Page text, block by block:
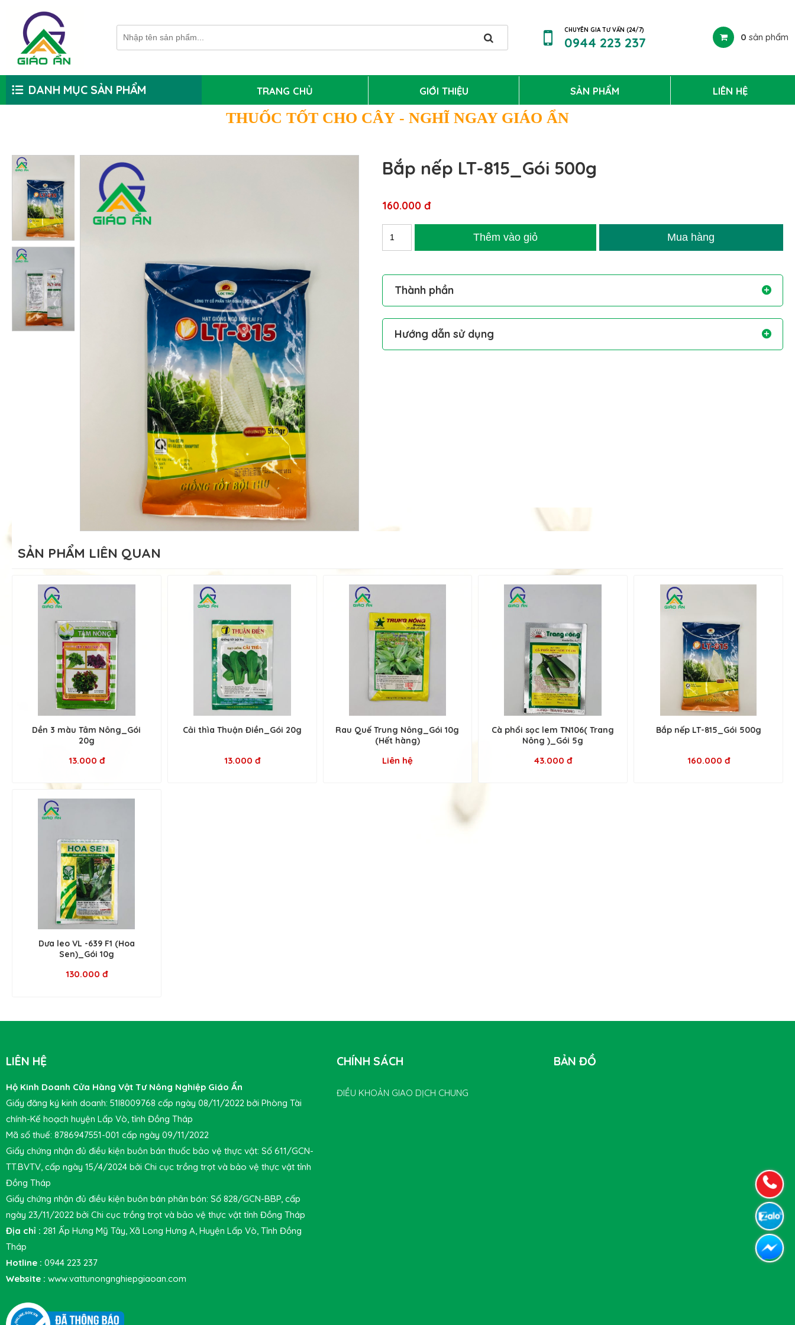
CHUYÊN GIA TƯ VẤN (24/7)
0944 223 237 0 sản phẩm
DANH MỤC SẢN PHẨM TRANG CHỦ GIỚI THIỆU SẢN PHẨM LIÊN HỆ
THUỐC TỐT CHO CÂY - NGHĨ NGAY GIÁO ẨN
Bắp nếp LT-815_Gói 500g
160.000 đ
Thành phần
Hướng dẫn sử dụng
SẢN PHẨM LIÊN QUAN
Dền 3 màu Tâm Nông_Gói
20g
13.000 đ
Cải thìa Thuận Điền_Gói 20g
13.000 đ
Rau Quế Trung Nông_Gói 10g
(Hết hàng)
Liên hệ
Cà phổi sọc lem TN106( Trang
Nông )_Gói 5g
43.000 đ
Bắp nếp LT-815_Gói 500g
160.000 đ
Dưa leo VL -639 F1 (Hoa
Sen)_Gói 10g
130.000 đ
LIÊN HỆ
Hộ Kinh Doanh Cửa Hàng Vật Tư Nông Nghiệp Giáo Ẩn
Giấy đăng ký kinh doanh: 51I8009768 cấp ngày 08/11/2022 bởi Phòng Tài
chính-Kế hoạch huyện Lấp Vò, tỉnh Đồng Tháp
Mã số thuế: 8786947551-001 cấp ngày 09/11/2022
Giấy chứng nhận đủ điều kiện buôn bán thuốc bảo vệ thực vật: Số 611/GCN-
TT.BVTV, cấp ngày 15/4/2024 bởi Chi cục trồng trọt và bảo vệ thực vật tỉnh
Đồng Tháp
Giấy chứng nhận đủ điều kiện buôn bán phân bón: Số 828/GCN-BBP, cấp
ngày 23/11/2022 bởi Chi cục trồng trọt và bảo vệ thực vật tỉnh Đồng Tháp
Địa chỉ : 281 Ấp Hưng Mỹ Tây, Xã Long Hưng A, Huyện Lấp Vò, Tỉnh Đồng
Tháp
Hotline : 0944 223 237
Website : www.vattunongnghiepgiaoan.com
CHÍNH SÁCH
ĐIỀU KHOẢN GIAO DỊCH CHUNG
BẢN ĐỒ